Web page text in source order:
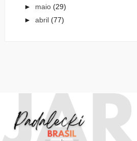
► maio (29)
► abril (77)